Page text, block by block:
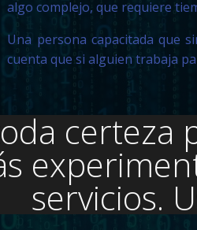
algo complejo, que requiere
Una persona capacitada que
cuenta que si alguien trabaja
certeza
servicios.